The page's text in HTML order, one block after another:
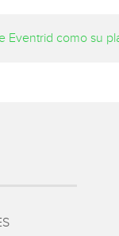
Eventrid como su